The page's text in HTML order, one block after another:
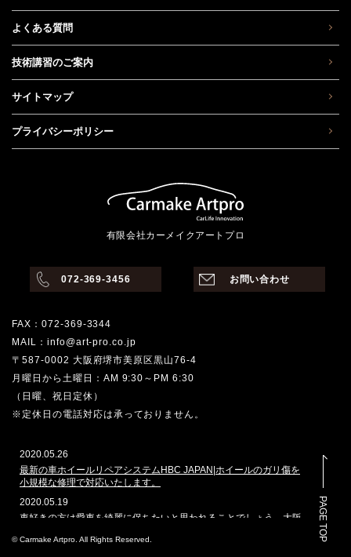
よくある質問
技術講習のご案内
サイトマップ
プライバシーポリシー
有限会社カーメイクアートプロ
072-369-3456 お問い合わせ
FAX：072-369-3344
MAIL：info@art-pro.co.jp
〒587-0002 大阪府堺市美原区黒山76-4
月曜日から土曜日：AM 9:30～PM 6:30
（日曜、祝日定休）
※定休日の電話対応は承っておりません。
2020.05.26
最新の車ホイールリペアシステムHBC JAPAN|ホイールのガリ傷を
小規模な修理で対応いたします。
2020.05.19
車好きの方は愛車を綺麗に保ちたいと思われることでしょう。大阪
ートプロは、ガラスコーティングや車磨きのプロショップとして、
PAGE TOP
© Carmake Artpro. All Rights Reserved.